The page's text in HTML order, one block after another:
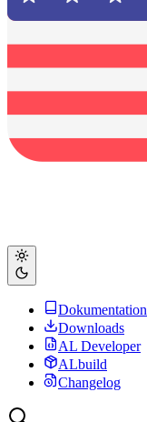
Dokumentation
Downloads
AL Developer
ALbuild
Changelog